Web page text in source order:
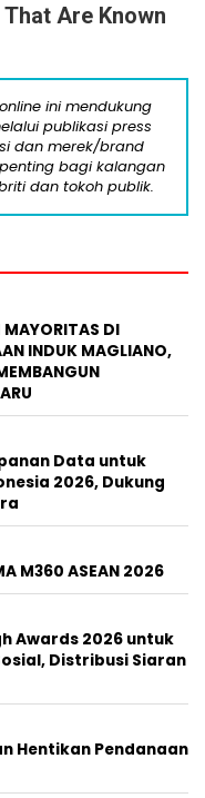
Are Known
ini mendukung
publikasi press
dan merek/brand
bagi kalangan
dan tokoh publik.
DI
INDUK MAGLIANO,
Data untuk
2026, Dukung
M360 ASEAN 2026
Awards 2026 untuk
Distribusi Siaran
Hentikan Pendanaan